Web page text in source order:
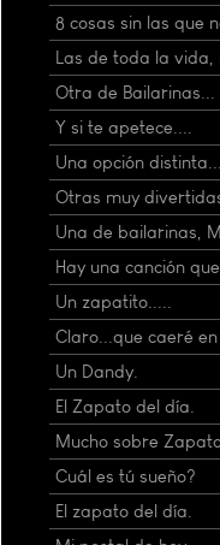
8 cosas sin las que
Las de toda la vida,
Otra de Bailarinas...
Y si te apetece....
Una opción
Otras muy
Una de bailarinas,
Hay una canción
Un zapatito.....
Claro...que caeré
Un Dandy.
El Zapato del día.
Mucho sobre
Cuál es tú sueño?
El zapato del día.